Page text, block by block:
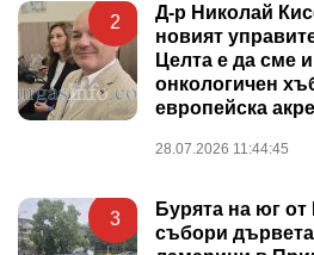
2
Д-р Николай
новият
Целта е да сме
онкологичен
европейска
28.07.2026 11:44:45
3
Бурята на юг от
събори